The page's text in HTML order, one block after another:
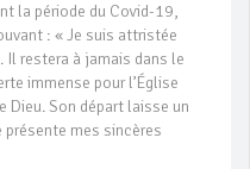
la période du Covid-19,
: « Je suis attristée
Il restera à jamais dans le
immense pour l’Église
Dieu. Son départ laisse un
présente mes sincères